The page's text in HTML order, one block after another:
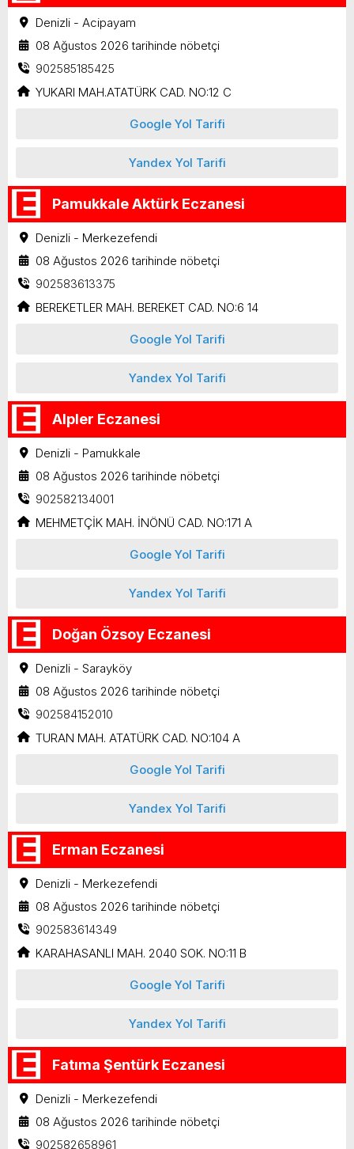
Denizli - Acipayam
08 Ağustos 2026 tarihinde nöbetçi
902585185425
YUKARI MAH.ATATÜRK CAD. NO:12 C
Google Yol Tarifi
Yandex Yol Tarifi
Pamukkale Aktürk Eczanesi
Denizli - Merkezefendi
08 Ağustos 2026 tarihinde nöbetçi
902583613375
BEREKETLER MAH. BEREKET CAD. NO:6 14
Google Yol Tarifi
Yandex Yol Tarifi
Alpler Eczanesi
Denizli - Pamukkale
08 Ağustos 2026 tarihinde nöbetçi
902582134001
MEHMETÇİK MAH. İNÖNÜ CAD. NO:171 A
Google Yol Tarifi
Yandex Yol Tarifi
Doğan Özsoy Eczanesi
Denizli - Sarayköy
08 Ağustos 2026 tarihinde nöbetçi
902584152010
TURAN MAH. ATATÜRK CAD. NO:104 A
Google Yol Tarifi
Yandex Yol Tarifi
Erman Eczanesi
Denizli - Merkezefendi
08 Ağustos 2026 tarihinde nöbetçi
902583614349
KARAHASANLI MAH. 2040 SOK. NO:11 B
Google Yol Tarifi
Yandex Yol Tarifi
Fatıma Şentürk Eczanesi
Denizli - Merkezefendi
08 Ağustos 2026 tarihinde nöbetçi
902582658961